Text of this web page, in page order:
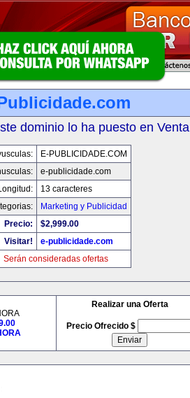
dominio lo ha puesto en Venta
E-PUBLICIDADE.COM
e-publicidade.com
13 caracteres
Marketing y Publicidad
Precio:
$2,999.00
Visitar!
e-publicidade.com
Serán consideradas ofertas
Realizar una Oferta
Precio Ofrecido $